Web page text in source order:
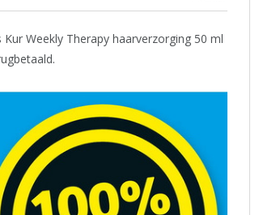
Weekly Therapy haarverzorging 50 ml